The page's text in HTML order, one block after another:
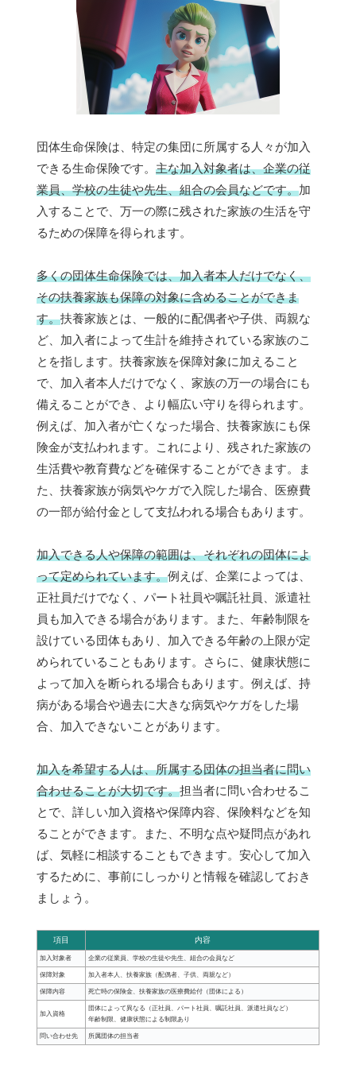
団体生命保険は、特定の集団に所属する人々が加入
できる生命保険です。 主な加入対象者は、企業の従
業員、学校の生徒や先生、組合の会員などです。加
入することで、万一の際に残された家族の生活を守
るための保障を得られます。
多くの団体生命保険では、加入者本人だけでなく、
その扶養家族も保障の対象に含めることができま
す。扶養家族とは、一般的に配偶者や子供、両親な
ど、加入者によって生計を維持されている家族のこ
とを指します。扶養家族を保障対象に加えること
で、加入者本人だけでなく、家族の万一の場合にも
備えることができ、より幅広い守りを得られます。
例えば、加入者が亡くなった場合、扶養家族にも保
険金が支払われます。これにより、残された家族の
生活費や教育費などを確保することができます。ま
た、扶養家族が病気やケガで入院した場合、医療費
の一部が給付金として支払われる場合もあります。
加入できる人や保障の範囲は、それぞれの団体によ
って定められています。例えば、企業によっては、
正社員だけでなく、パート社員や嘱託社員、派遣社
員も加入できる場合があります。また、年齢制限を
設けている団体もあり、加入できる年齢の上限が定
められていることもあります。さらに、健康状態に
よって加入を断られる場合もあります。例えば、持
病がある場合や過去に大きな病気やケガをした場
合、加入できないことがあります。
加入を希望する人は、所属する団体の担当者に問い
合わせることが大切です。担当者に問い合わせるこ
とで、詳しい加入資格や保障内容、保険料などを知
ることができます。また、不明な点や疑問点があれ
ば、気軽に相談することもできます。安心して加入
するために、事前にしっかりと情報を確認しておき
ましょう。
項目 内容
加入対象者 企業の従業員、学校の生徒や先生、組合の会員など
保障対象 加入者本人、扶養家族（配偶者、子供、両親など）
保障内容 死亡時の保険金、扶養家族の医療費給付（団体による）
加入資格
団体によって異なる（正社員、パート社員、嘱託社員、派遣社員など）
年齢制限、健康状態による制限あり
問い合わせ先 所属団体の担当者